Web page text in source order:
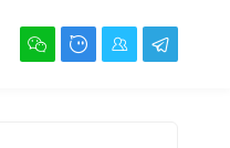
   